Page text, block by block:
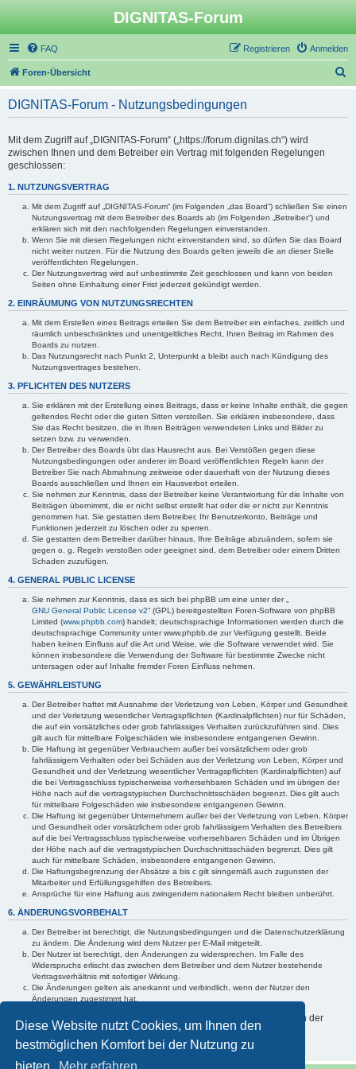
Diese Website nutzt Cookies, um Ihnen den
bestmöglichen Komfort bei der Nutzung zu
DIGNITAS-Forum
FAQ Anmelden
Registrieren
Foren-Übersicht
DIGNITAS-Forum - Nutzungsbedingungen
Mit dem Zugriff auf „DIGNITAS-Forum“ („https://forum.dignitas.ch“) wird
zwischen Ihnen und dem Betreiber ein Vertrag mit folgenden Regelungen
geschlossen:
1. NUTZUNGSVERTRAG
Mit dem Zugriff auf „DIGNITAS-Forum“ (im Folgenden „das Board“) schließen Sie einen
Nutzungsvertrag mit dem Betreiber des Boards ab (im Folgenden „Betreiber“) und
erklären sich mit den nachfolgenden Regelungen einverstanden.
Wenn Sie mit diesen Regelungen nicht einverstanden sind, so dürfen Sie das Board
nicht weiter nutzen. Für die Nutzung des Boards gelten jeweils die an dieser Stelle
veröffentlichten Regelungen.
Der Nutzungsvertrag wird auf unbestimmte Zeit geschlossen und kann von beiden
Seiten ohne Einhaltung einer Frist jederzeit gekündigt werden.
2. EINRÄUMUNG VON NUTZUNGSRECHTEN
Mit dem Erstellen eines Beitrags erteilen Sie dem Betreiber ein einfaches, zeitlich und
räumlich unbeschränktes und unentgeltliches Recht, Ihren Beitrag im Rahmen des
Boards zu nutzen.
Das Nutzungsrecht nach Punkt 2, Unterpunkt a bleibt auch nach Kündigung des
Nutzungsvertrages bestehen.
3. PFLICHTEN DES NUTZERS
Sie erklären mit der Erstellung eines Beitrags, dass er keine Inhalte enthält, die gegen
geltendes Recht oder die guten Sitten verstoßen. Sie erklären insbesondere, dass
Sie das Recht besitzen, die in Ihren Beiträgen verwendeten Links und Bilder zu
setzen bzw. zu verwenden.
Der Betreiber des Boards übt das Hausrecht aus. Bei Verstößen gegen diese
Nutzungsbedingungen oder anderer im Board veröffentlichten Regeln kann der
Betreiber Sie nach Abmahnung zeitweise oder dauerhaft von der Nutzung dieses
Boards ausschließen und Ihnen ein Hausverbot erteilen.
Sie nehmen zur Kenntnis, dass der Betreiber keine Verantwortung für die Inhalte von
Beiträgen übernimmt, die er nicht selbst erstellt hat oder die er nicht zur Kenntnis
genommen hat. Sie gestatten dem Betreiber, Ihr Benutzerkonto, Beiträge und
Funktionen jederzeit zu löschen oder zu sperren.
Sie gestatten dem Betreiber darüber hinaus, Ihre Beiträge abzuändern, sofern sie
gegen o. g. Regeln verstoßen oder geeignet sind, dem Betreiber oder einem Dritten
Schaden zuzufügen.
4. GENERAL PUBLIC LICENSE
Sie nehmen zur Kenntnis, dass es sich bei phpBB um eine unter der „
GNU General Public License v2“ (GPL) bereitgestellten Foren-Software von phpBB
Limited (www.phpbb.com) handelt; deutschsprachige Informationen werden durch die
deutschsprachige Community unter www.phpbb.de zur Verfügung gestellt. Beide
haben keinen Einfluss auf die Art und Weise, wie die Software verwendet wird. Sie
können insbesondere die Verwendung der Software für bestimmte Zwecke nicht
untersagen oder auf Inhalte fremder Foren Einfluss nehmen.
5. GEWÄHRLEISTUNG
Der Betreiber haftet mit Ausnahme der Verletzung von Leben, Körper und Gesundheit
und der Verletzung wesentlicher Vertragspflichten (Kardinalpflichten) nur für Schäden,
die auf ein vorsätzliches oder grob fahrlässiges Verhalten zurückzuführen sind. Dies
gilt auch für mittelbare Folgeschäden wie insbesondere entgangenen Gewinn.
Die Haftung ist gegenüber Verbrauchern außer bei vorsätzlichem oder grob
fahrlässigem Verhalten oder bei Schäden aus der Verletzung von Leben, Körper und
Gesundheit und der Verletzung wesentlicher Vertragspflichten (Kardinalpflichten) auf
die bei Vertragsschluss typischerweise vorhersehbaren Schäden und im übrigen der
Höhe nach auf die vertragstypischen Durchschnittsschäden begrenzt. Dies gilt auch
für mittelbare Folgeschäden wie insbesondere entgangenen Gewinn.
Die Haftung ist gegenüber Unternehmern außer bei der Verletzung von Leben, Körper
und Gesundheit oder vorsätzlichem oder grob fahrlässigem Verhalten des Betreibers
auf die bei Vertragsschluss typischerweise vorhersehbaren Schäden und im Übrigen
der Höhe nach auf die vertragstypischen Durchschnittsschäden begrenzt. Dies gilt
auch für mittelbare Schäden, insbesondere entgangenen Gewinn.
Die Haftungsbegrenzung der Absätze a bis c gilt sinngemäß auch zugunsten der
Mitarbeiter und Erfüllungsgehilfen des Betreibers.
Ansprüche für eine Haftung aus zwingendem nationalem Recht bleiben unberührt.
6. ÄNDERUNGSVORBEHALT
Der Betreiber ist berechtigt, die Nutzungsbedingungen und die Datenschutzerklärung
zu ändern. Die Änderung wird dem Nutzer per E-Mail mitgeteilt.
Der Nutzer ist berechtigt, den Änderungen zu widersprechen. Im Falle des
Widerspruchs erlischt das zwischen dem Betreiber und dem Nutzer bestehende
Vertragsverhältnis mit sofortiger Wirkung.
Die Änderungen gelten als anerkannt und verbindlich, wenn der Nutzer den
Änderungen zugestimmt hat.
Informationen über den Umgang mit Ihren persönlichen Daten sind in der
Datenschutzerklärung enthalten.